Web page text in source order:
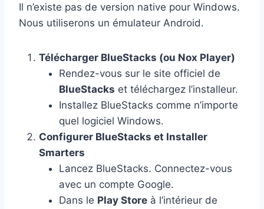
Il n’existe pas de version native pour Windows.
Nous utiliserons un émulateur Android.
Télécharger BlueStacks (ou Nox Player)
Rendez-vous sur le site officiel de
BlueStacks et téléchargez l’installeur.
Installez BlueStacks comme n’importe
quel logiciel Windows.
Configurer BlueStacks et Installer
Smarters
Lancez BlueStacks. Connectez-vous
avec un compte Google.
Dans le Play Store à l’intérieur de